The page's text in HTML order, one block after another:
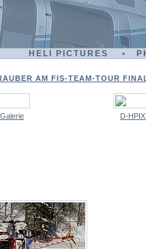
HELI PICTURES •
AM FIS-TEAM-TOUR
D-